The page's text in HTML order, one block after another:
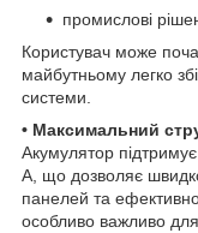
промислові
Користувач може
майбутньому легко
системи.
• Максимальний
Акумулятор
А, що дозволяє
панелей та
особливо важливо для